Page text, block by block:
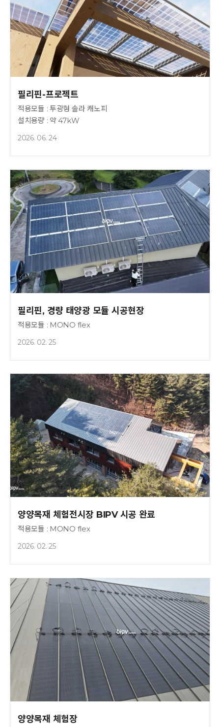
필리핀-프로젝트
적용모듈 : 투광형 솔라 캐노피
설치용량 : 약 47kW
2026. 06. 24
필리핀, 경량 태양광 모듈 시공현장
적용모듈 : MONO flex
2026. 02. 25
양양목재 체험전시장 BIPV 시공 완료
적용모듈 : MONO flex
2026. 02. 25
양양목재 체험장